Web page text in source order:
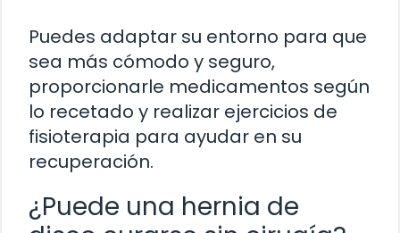
Puedes adaptar su entorno para que
sea más cómodo y seguro,
proporcionarle medicamentos según
lo recetado y realizar ejercicios de
fisioterapia para ayudar en su
recuperación.
¿Puede una hernia de